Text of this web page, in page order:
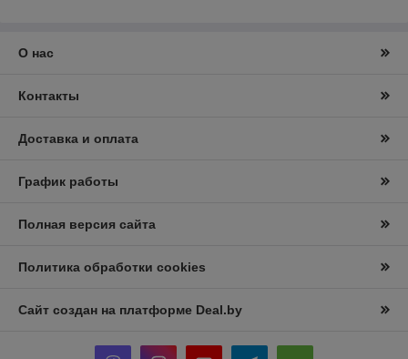
О нас
Контакты
Доставка и оплата
График работы
Полная версия сайта
Политика обработки cookies
Сайт создан на платформе Deal.by